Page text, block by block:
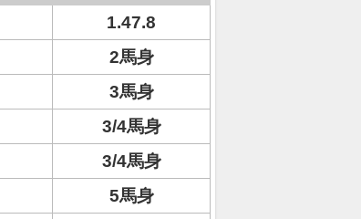
1.47.8
2馬身
3馬身
3/4馬身
3/4馬身
5馬身